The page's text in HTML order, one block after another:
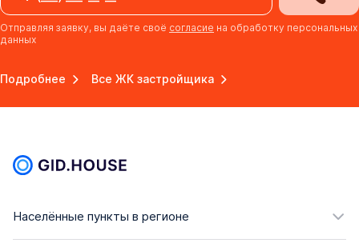
Отправляя заявку, вы даёте своё согласие на обработку персональных
данных
Подробнее Все ЖК застройщика
Населённые пункты в регионе